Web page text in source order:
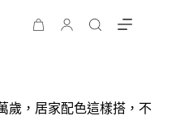
歲，居家配色這樣搭，不